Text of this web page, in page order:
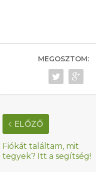
MEGOSZTOM:
ELŐZŐ
Fiókát találtam, mit
tegyek? Itt a segítség!